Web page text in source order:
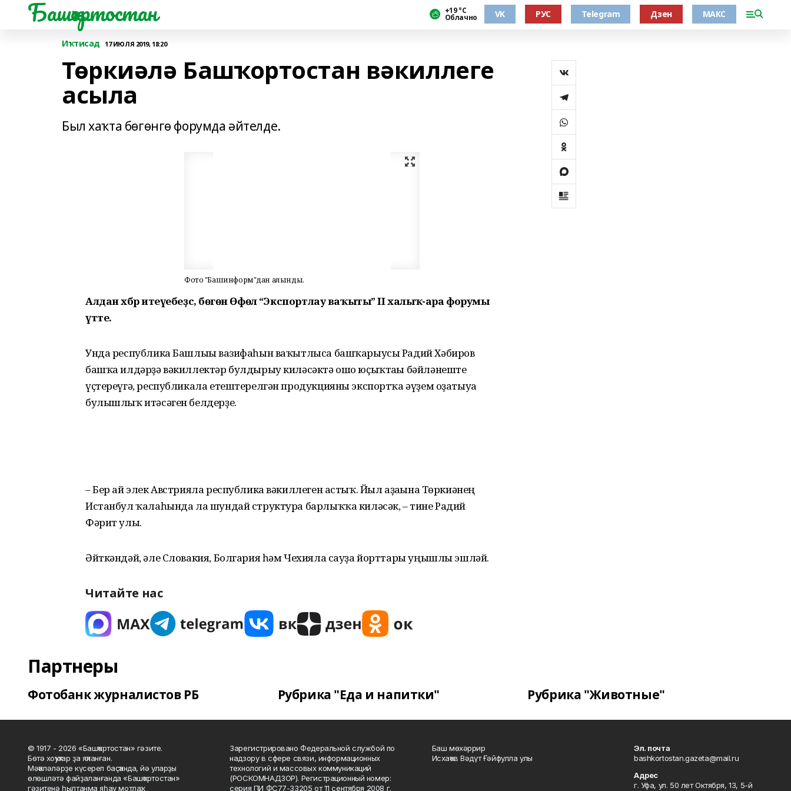
Башҡортостан +19 °С
Облачно VK РУС Telegram Дзен МАКС
Иҡтисад 17 ИЮЛЯ 2019, 18:20
Төркиәлә Башҡортостан вәкиллеге
асыла
Был хаҡта бөгөнгө форумда әйтелде.
Фото "Башинформ"дан алынды.
Алдан хәбәр итеүебеҙсә, бөгөн Өфөлә “Экспортлау ваҡыты” II халыҡ-ара форумы
үтте.
Унда республика Башлығы вазифаһын ваҡытлыса башҡарыусы Радий Хәбиров
башҡа илдәрҙә вәкиллектәр булдырыу киләсәктә ошо юҫыҡтағы бәйләнеште
үҫтереүгә, республикала етештерелгән продукцияны экспортҡа әүҙем оҙатыуға
булышлыҡ итәсәген белдерҙе.
– Бер ай элек Австрияла республика вәкиллеген астыҡ. Йыл аҙағына Төркиәнең
Истанбул ҡалаһында ла шундай структура барлыҡҡа киләсәк, – тине Радий
Фәрит улы.
Әйткәндәй, әле Словакия, Болгария һәм Чехияла сауҙа йорттары уңышлы эшләй.
Читайте нас
Партнеры
Фотобанк журналистов РБ Рубрика "Еда и напитки" Рубрика "Животные"
© 1917 - 2026 «Башҡортостан» гәзите.
Бөтә хоҡуҡтар ҙа яҡланған.
Мәҡәләләрҙе күсереп баҫҡанда, йә уларҙы
өлөшләтә файҙаланғанда «Башҡортостан»
гәзитенә һылтанма яһау мотлаҡ.
Зарегистрировано Федеральной службой по
надзору в сфере связи, информационных
технологий и массовых коммуникаций
(РОСКОМНАДЗОР). Регистрационный номер:
серия ПИ ФС77-33205 от 11 сентября 2008 г.
Баш мөхәррир
Исхаҡов Вәдүт Ғәйфулла улы
Эл. почта
bashkortostan.gazeta@mail.ru
Адрес
г. Уфа, ул. 50 лет Октября, 13, 5-й